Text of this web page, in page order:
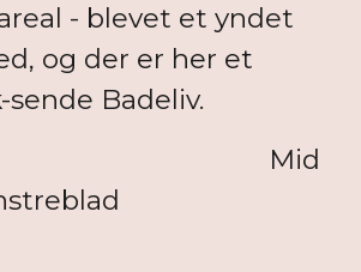
- blevet et yndet
og der er her et
Badeliv.